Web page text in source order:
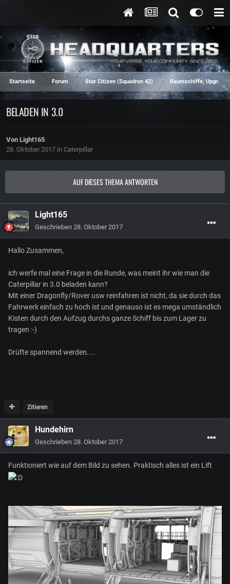
Startseite Forum Star Citizen (Squadron 42) Raumschiffe,
BELADEN IN 3.0
Von Light165
28. Oktober 2017 in Caterpillar
AUF DIESES THEMA ANTWORTEN
Light165
Geschrieben 28. Oktober 2017
Hallo Zusammen,
ich werfe mal eine Frage in die Runde, was meint ihr wie man die
Caterpillar in 3.0 beladen kann?
Mit einer Dragonfly/Rover usw reinfahren ist nicht, da sie durch das
Fahrwerk einfach zu hoch ist und genauso ist es mega umständlich
Kisten durch den Aufzug durchs ganze Schiff bis zum Lager zu
tragen :-)
Drüfte spannend werden....
Zitieren
Hundehirn
Geschrieben 28. Oktober 2017
Funktioniert wie auf dem Bild zu sehen. Praktisch alles ist ein Lift